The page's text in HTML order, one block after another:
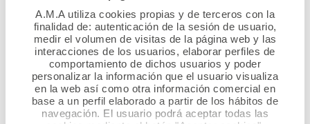
A.M.A utiliza cookies propias y de terceros con la
finalidad de: autenticación de la sesión de usuario,
medir el volumen de visitas de la página web y las
interacciones de los usuarios, elaborar perfiles de
comportamiento de dichos usuarios y poder
personalizar la información que el usuario visualiza
en la web así como otra información comercial en
base a un perfil elaborado a partir de los hábitos de
navegación. El usuario podrá aceptar todas las
27 enero 2023
El Muy Ilustre Colegio
23 enero 2023
Los médicos de